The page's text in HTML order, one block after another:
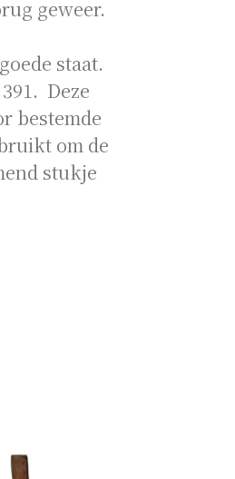
geweer.
staat.
Deze
bestemde
om de
stukje